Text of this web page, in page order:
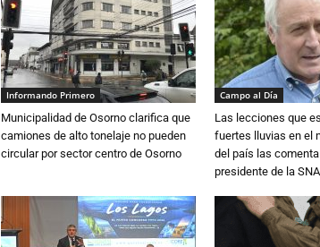
Informando Primero
Municipalidad de Osorno clarifica que
camiones de alto tonelaje no pueden
circular por sector centro de Osorno
Campo al Día
Las lecciones que
fuertes lluvias en el
del país las
presidente de la SNA